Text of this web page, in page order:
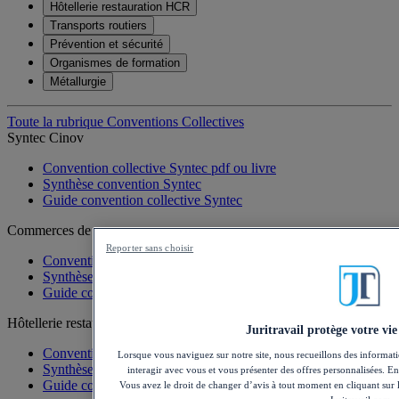
Hôtellerie restauration HCR
Transports routiers
Prévention et sécurité
Organismes de formation
Métallurgie
Toute la rubrique Conventions Collectives
Syntec Cinov
Convention collective Syntec pdf ou livre
Synthèse convention Syntec
Guide convention collective Syntec
Commerces de gros
Convention collective 3044 pdf ou livre
Synthèse convention commerce de gros
Guide convention commerce de gros
Hôtellerie restauration HCR
Convention collective HCR pdf ou livre
Synthèse convention hôtellerie restauration
Guide convention collective HCR
Juritravail protège votre vie
Lorsque vous naviguez sur notre site, nous recueillons des
interagir avec vous et vous présenter des offres personnalisées.
Vous avez le droit de changer d’avis à tout moment en cliquant
Reporter sans choisir